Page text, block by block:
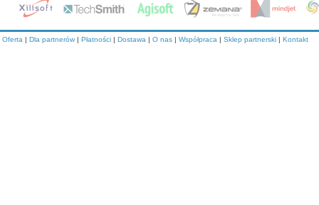
Oferta | Dla partnerów | Płatności | Dostawa | O nas | Współpraca | Sklep partnerski | Kontakt